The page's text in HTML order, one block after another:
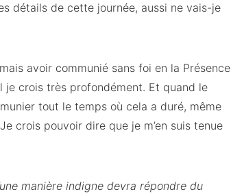
détails de cette journée, aussi ne vais-je
avoir communié sans foi en la Présence
je crois très profondément. Et quand le
tout le temps où cela a duré, même
crois pouvoir dire que je m’en suis tenue
manière indigne devra répondre du